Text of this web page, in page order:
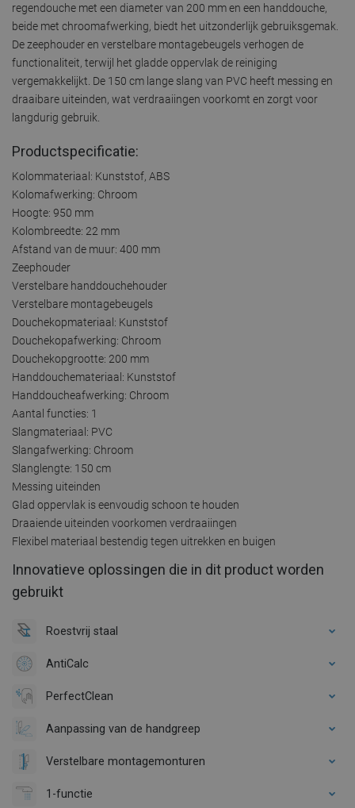
regendouche met een diameter van 200 mm en een handdouche,
beide met chroomafwerking, biedt het uitzonderlijk gebruiksgemak.
De zeephouder en verstelbare montagebeugels verhogen de
functionaliteit, terwijl het gladde oppervlak de reiniging
vergemakkelijkt. De 150 cm lange slang van PVC heeft messing en
draaibare uiteinden, wat verdraaiingen voorkomt en zorgt voor
langdurig gebruik.
Productspecificatie:
Kolommateriaal: Kunststof, ABS
Kolomafwerking: Chroom
Hoogte: 950 mm
Kolombreedte: 22 mm
Afstand van de muur: 400 mm
Zeephouder
Verstelbare handdouchehouder
Verstelbare montagebeugels
Douchekopmateriaal: Kunststof
Douchekopafwerking: Chroom
Douchekopgrootte: 200 mm
Handdouchemateriaal: Kunststof
Handdoucheafwerking: Chroom
Aantal functies: 1
Slangmateriaal: PVC
Slangafwerking: Chroom
Slanglengte: 150 cm
Messing uiteinden
Glad oppervlak is eenvoudig schoon te houden
Draaiende uiteinden voorkomen verdraaiingen
Flexibel materiaal bestendig tegen uitrekken en buigen
Innovatieve oplossingen die in dit product worden
gebruikt
Roestvrij staal
AntiCalc
PerfectClean
Aanpassing van de handgreep
Verstelbare montagemonturen
1-functie